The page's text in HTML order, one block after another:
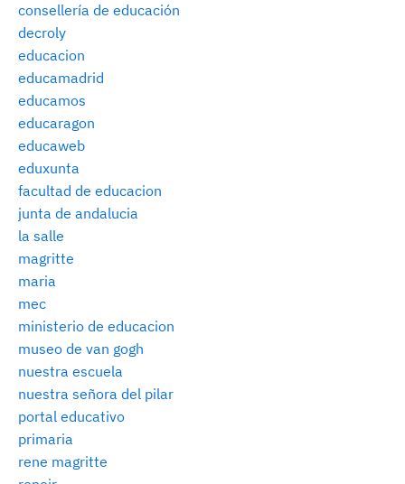
consellería de educación
decroly
educacion
educamadrid
educamos
educaragon
educaweb
eduxunta
facultad de educacion
junta de andalucia
la salle
magritte
maria
mec
ministerio de educacion
museo de van gogh
nuestra escuela
nuestra señora del pilar
portal educativo
primaria
rene magritte